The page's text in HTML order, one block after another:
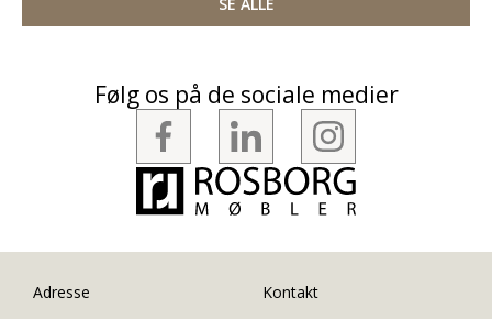
Følg os på de sociale medier
Adresse Kontakt